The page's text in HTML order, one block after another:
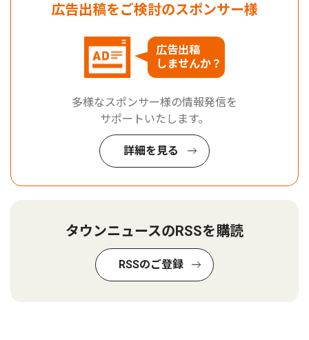
広告出稿をご検討のスポンサー様
広告出稿
しませんか？
多様なスポンサー様の情報発信を
サポートいたします。
詳細を見る
タウンニュースのRSSを購読
RSSのご登録